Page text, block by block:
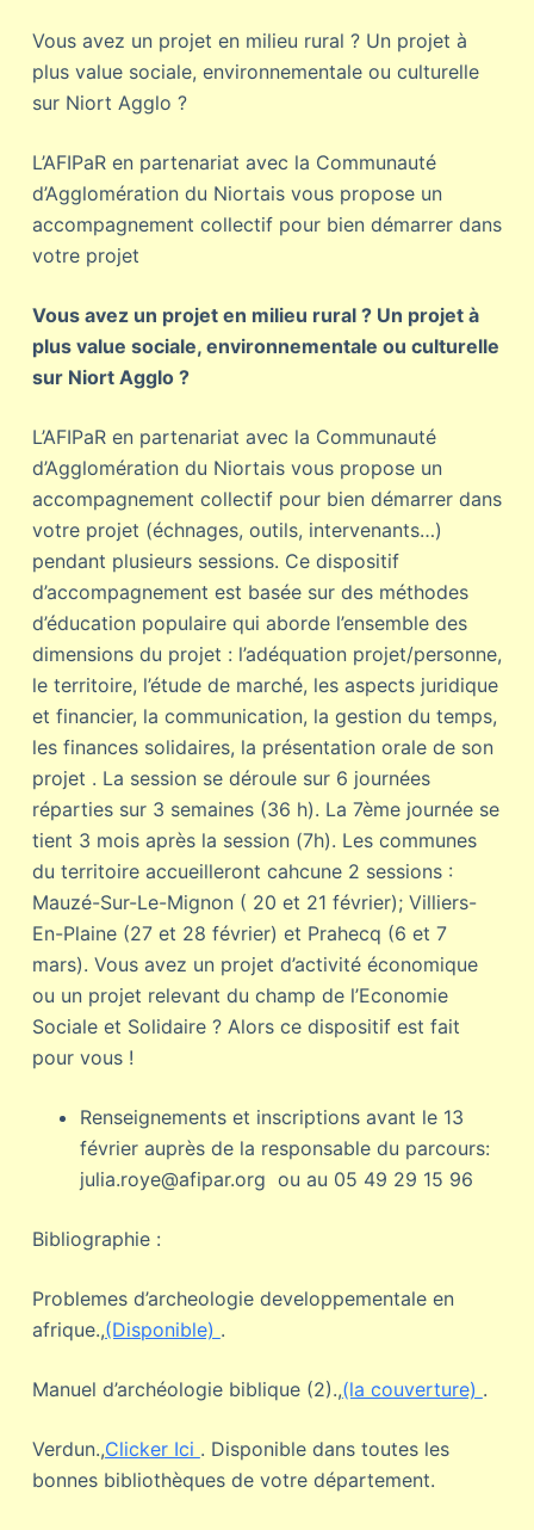
Vous avez un projet en milieu rural ? Un projet à
plus value sociale, environnementale ou culturelle
sur Niort Agglo ?
L’AFIPaR en partenariat avec la Communauté
d’Agglomération du Niortais vous propose un
accompagnement collectif pour bien démarrer dans
votre projet
Vous avez un projet en milieu rural ? Un projet à
plus value sociale, environnementale ou culturelle
sur Niort Agglo ?
L’AFIPaR en partenariat avec la Communauté
d’Agglomération du Niortais vous propose un
accompagnement collectif pour bien démarrer dans
votre projet (échnages, outils, intervenants…)
pendant plusieurs sessions. Ce dispositif
d’accompagnement est basée sur des méthodes
d’éducation populaire qui aborde l’ensemble des
dimensions du projet : l’adéquation projet/personne,
le territoire, l’étude de marché, les aspects juridique
et financier, la communication, la gestion du temps,
les finances solidaires, la présentation orale de son
projet . La session se déroule sur 6 journées
réparties sur 3 semaines (36 h). La 7ème journée se
tient 3 mois après la session (7h). Les communes
du territoire accueilleront cahcune 2 sessions :
Mauzé-Sur-Le-Mignon ( 20 et 21 février); Villiers-
En-Plaine (27 et 28 février) et Prahecq (6 et 7
mars). Vous avez un projet d’activité économique
ou un projet relevant du champ de l’Economie
Sociale et Solidaire ? Alors ce dispositif est fait
pour vous !
Renseignements et inscriptions avant le 13
février auprès de la responsable du parcours:
julia.roye@afipar.org ou au 05 49 29 15 96
Bibliographie :
Problemes d’archeologie developpementale en
afrique.,(Disponible) .
Manuel d’archéologie biblique (2).,(la couverture) .
Verdun.,Clicker Ici . Disponible dans toutes les
bonnes bibliothèques de votre département.